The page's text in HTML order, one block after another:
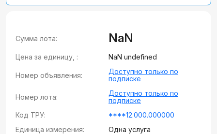
Сумма лота: NaN
Цена за единицу, : NaN undefined
Номер объявления:
Доступно только по
подписке
Номер лота:
Доступно только по
подписке
Код ТРУ:
****12.000.000000
Единица измерения:
Одна услуга